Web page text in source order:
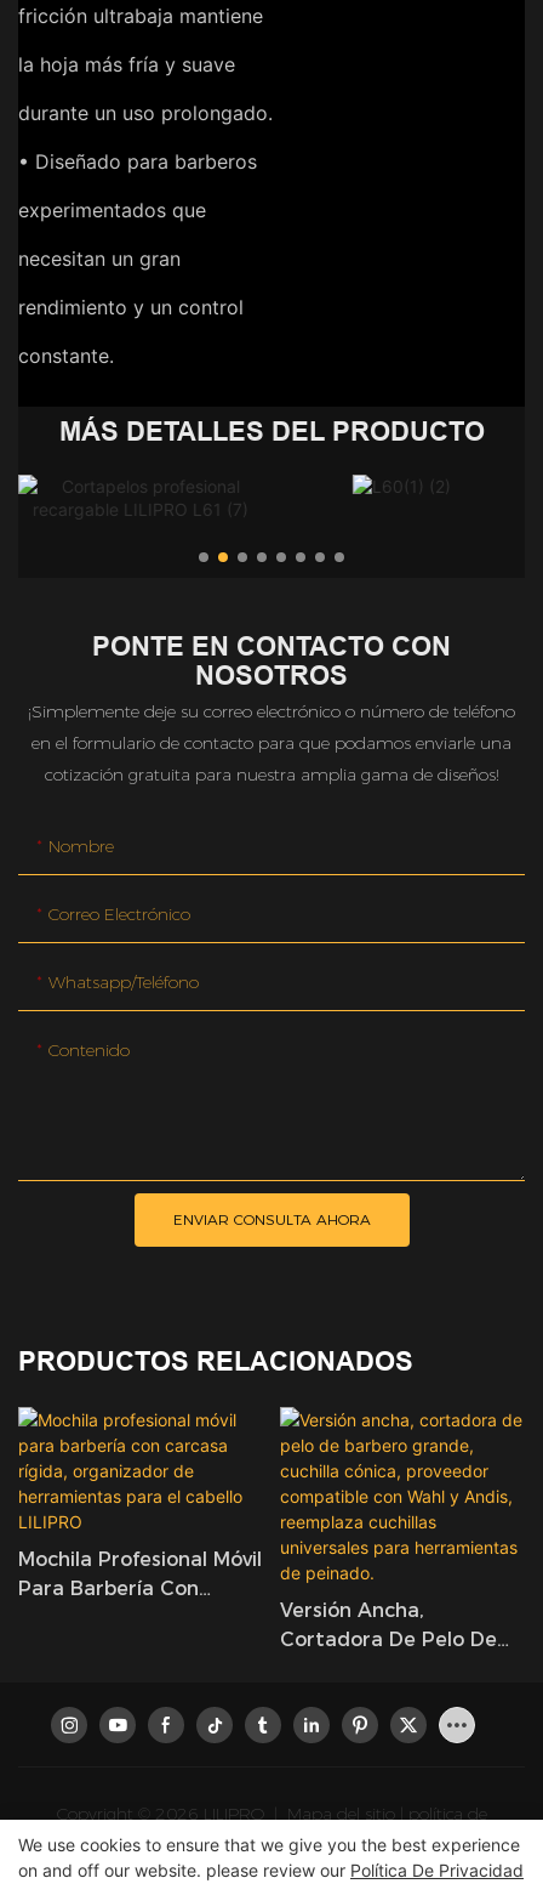
fricción ultrabaja mantiene
la hoja más fría y suave
durante un uso prolongado.
• Diseñado para barberos
experimentados que
necesitan un gran
rendimiento y un control
constante.
MÁS DETALLES DEL PRODUCTO
PONTE EN CONTACTO CON
NOSOTROS
¡Simplemente deje su correo electrónico o número de teléfono
en el formulario de contacto para que podamos enviarle una
cotización gratuita para nuestra amplia gama de diseños!
Nombre
Correo Electrónico
Whatsapp/teléfono
Contenido
ENVIAR CONSULTA AHORA
PRODUCTOS RELACIONADOS
Mochila Profesional Móvil
Para Barbería Con
Cabello LILIPRO
Versión Ancha,
Cortadora De Pelo De
Compatible Con Wahl Y
Para Herramientas De
Peinado.
Copyright © 2026 LILIPRO Mapa del sitio
política de
privacidad
We use cookies to ensure that we give you the best experience
on and off our website. please review our Política De Privacidad